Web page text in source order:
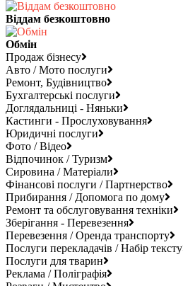
Віддам безкоштовно
Обмін
Продаж бізнесу
Авто / Мото послуги
Ремонт, Будівництво
Бухгалтерські послуги
Доглядальниці - Няньки
Кастинги - Прослуховування
Юридичні послуги
Фото / Відео
Відпочинок / Туризм
Сировина / Матеріали
Фінансові послуги / Партнерство
Прибирання / Допомога по дому
Ремонт та обслуговування техніки
Зберігання - Перевезення
Перевезення / Оренда транспорту
Послуги перекладачів / Набір тексту
Послуги для тварин
Реклама / Поліграфія